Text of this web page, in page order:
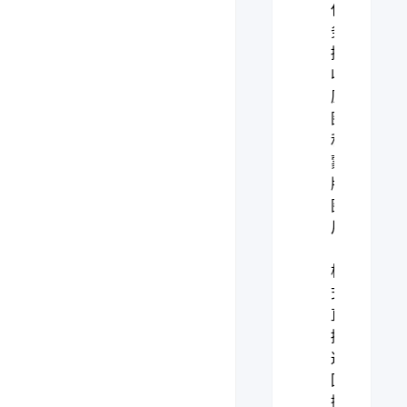
任
务，
接
收
原
图
和
蒙
版
图
片
格
式），
直
接
返
回
擦